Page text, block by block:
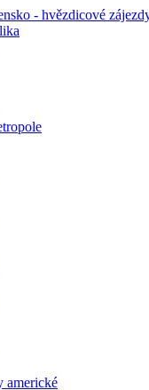
- hvězdicové
americké